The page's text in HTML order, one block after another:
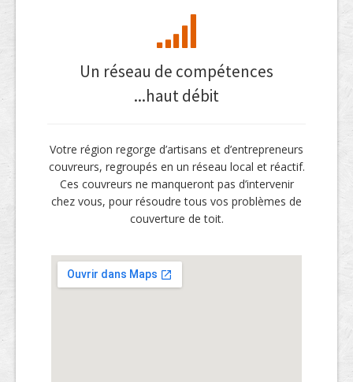
Un réseau de compétences
...haut débit
Votre région regorge d’artisans et d’entrepreneurs
couvreurs, regroupés en un réseau local et réactif.
Ces couvreurs ne manqueront pas d’intervenir
chez vous, pour résoudre tous vos problèmes de
couverture de toit.